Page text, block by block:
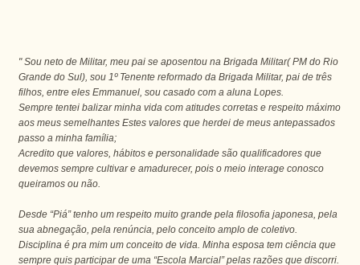
" Sou neto de Militar, meu pai se aposentou na Brigada Militar( PM do Rio
Grande do Sul), sou 1º Tenente reformado da Brigada Militar, pai de três
filhos, entre eles Emmanuel, sou casado com a aluna Lopes.
Sempre tentei balizar minha vida com atitudes corretas e respeito máximo
aos meus semelhantes Estes valores que herdei de meus antepassados
passo a minha família;
Acredito que valores, hábitos e personalidade são qualificadores que
devemos sempre cultivar e amadurecer, pois o meio interage conosco
queiramos ou não.
Desde “Piá” tenho um respeito muito grande pela filosofia japonesa, pela
sua abnegação, pela renúncia, pelo conceito amplo de coletivo.
Disciplina é pra mim um conceito de vida. Minha esposa tem ciência que
sempre quis participar de uma “Escola Marcial” pelas razões que discorri.